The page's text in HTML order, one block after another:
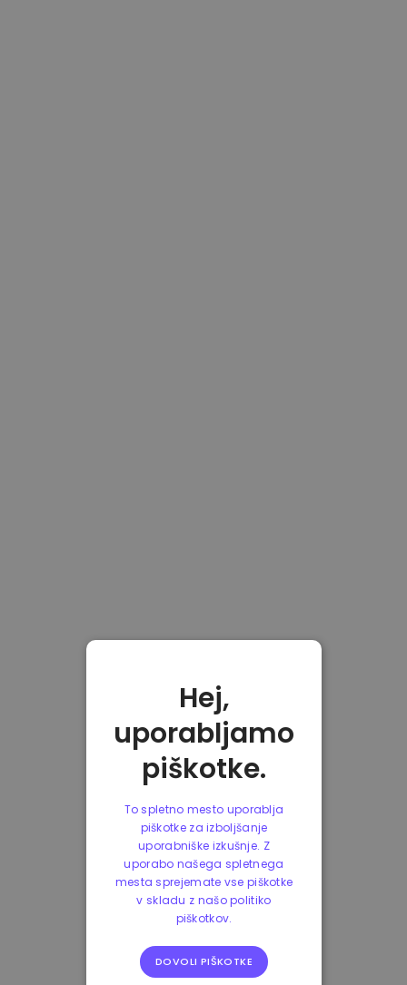
Hej,
uporabljamo
piškotke.
To spletno mesto uporablja
piškotke za izboljšanje
uporabniške izkušnje. Z
uporabo našega spletnega
mesta sprejemate vse piškotke
v skladu z našo politiko
piškotkov.
DOVOLI PIŠKOTKE